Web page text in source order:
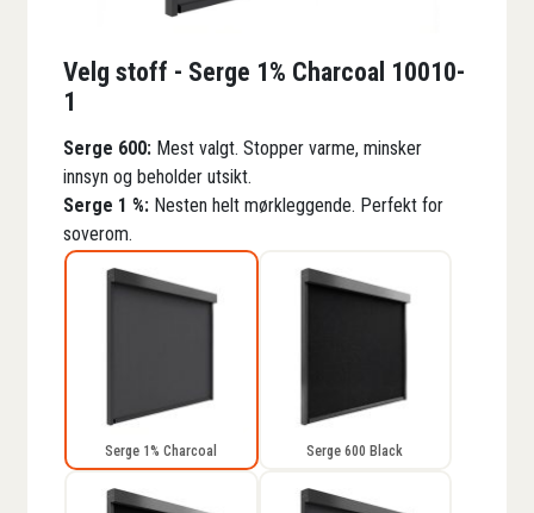
Velg stoff - Serge 1% Charcoal 10010-
1
Serge 600: Mest valgt. Stopper varme, minsker
innsyn og beholder utsikt.
Serge 1 %: Nesten helt mørkleggende. Perfekt for
soverom.
Serge 1% Charcoal Serge 600 Black